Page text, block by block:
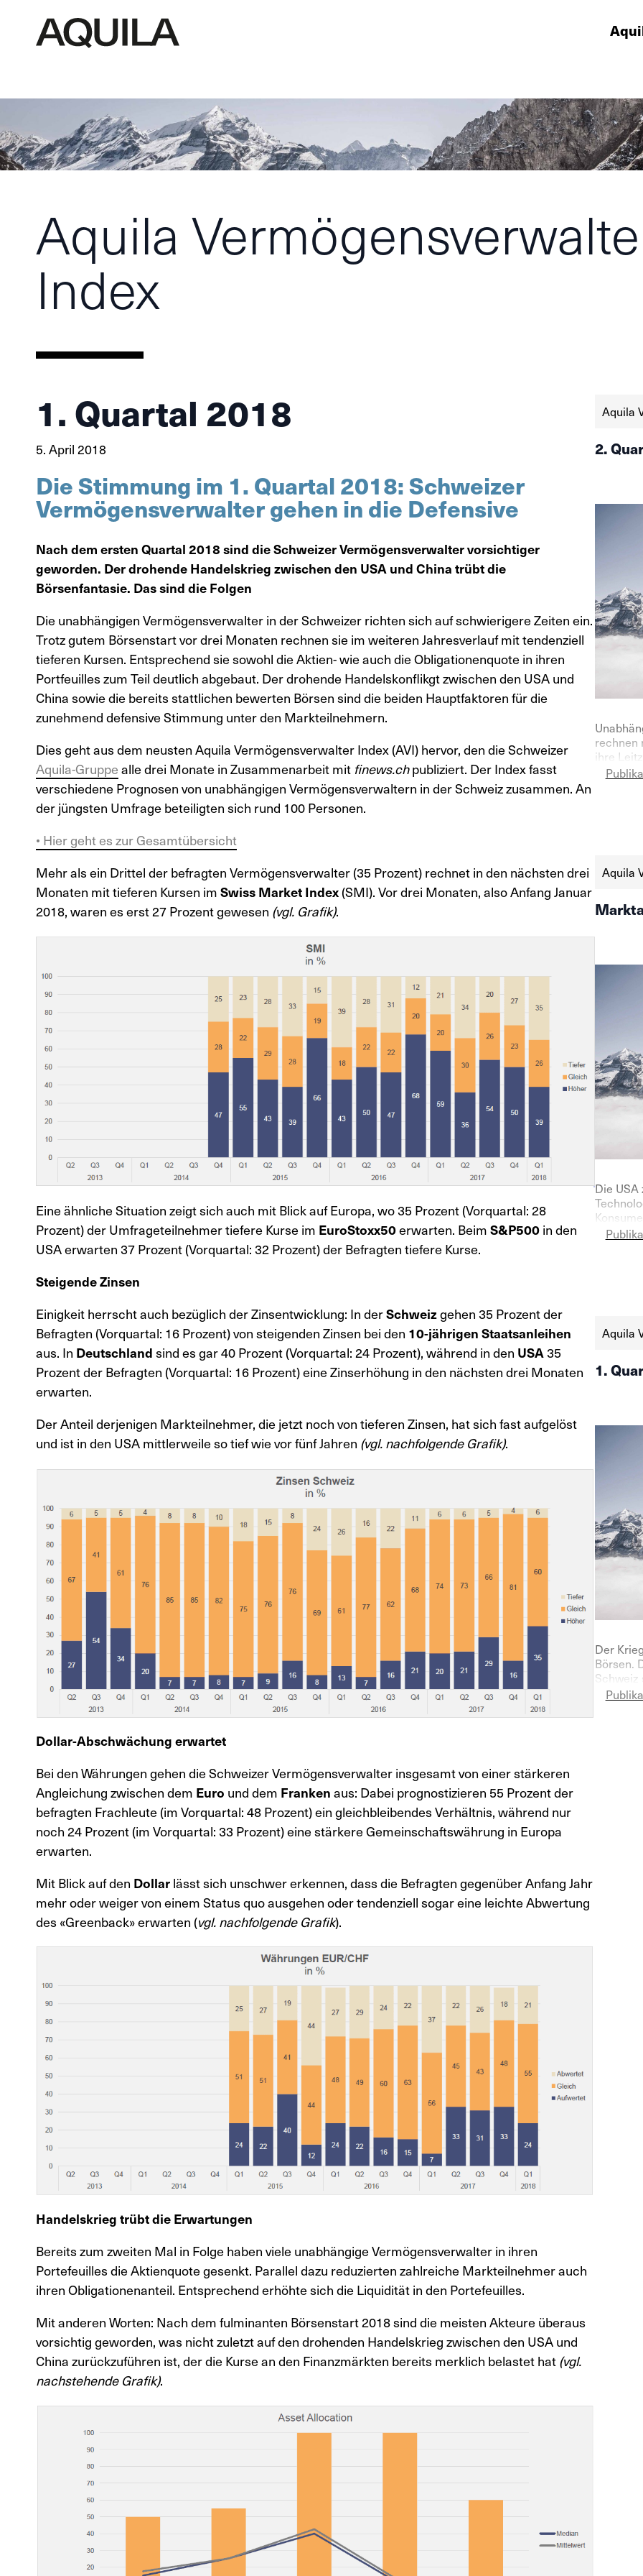
Aquila
Index
1. Quartal 2018
5. April 2018
Die Stimmung im 1. Quartal 2018: Schweizer
Vermögensverwalter gehen in die Defensive
Nach dem ersten Quartal 2018 sind die Schweizer Vermögensverwalter vorsichtiger
geworden. Der drohende Handelskrieg zwischen den USA und China trübt die
Börsenfantasie. Das sind die Folgen
Die unabhängigen Vermögensverwalter in der Schweizer richten sich auf schwierigere Zeiten ein.
Trotz gutem Börsenstart vor drei Monaten rechnen sie im weiteren Jahresverlauf mit tendenziell
tieferen Kursen. Entsprechend sie sowohl die Aktien- wie auch die Obligationenquote in ihren
Portfeuilles zum Teil deutlich abgebaut. Der drohende Handelskonflikgt zwischen den USA und
China sowie die bereits stattlichen bewerten Börsen sind die beiden Hauptfaktoren für die
zunehmend defensive Stimmung unter den Markteilnehmern.
Dies geht aus dem neusten Aquila Vermögensverwalter Index (AVI) hervor, den die Schweizer
Aquila-Gruppe alle drei Monate in Zusammenarbeit mit finews.chpubliziert. Der Index fasst
verschiedene Prognosen von unabhängigen Vermögensverwaltern in der Schweiz zusammen. An
der jüngsten Umfrage beteiligten sich rund 100 Personen.
• Hier geht es zur Gesamtübersicht
Mehr als ein Drittel der befragten Vermögensverwalter (35 Prozent) rechnet in den nächsten drei
Monaten mit tieferen Kursen im Swiss Market Index (SMI). Vor drei Monaten, also Anfang Januar
2018, waren es erst 27 Prozent gewesen (vgl. Grafik).
Eine ähnliche Situation zeigt sich auch mit Blick auf Europa, wo 35 Prozent (Vorquartal: 28
Prozent) der Umfrageteilnehmer tiefere Kurse im EuroStoxx50erwarten. Beim S&P500 in den
USA erwarten 37 Prozent (Vorquartal: 32 Prozent) der Befragten tiefere Kurse.
Steigende Zinsen
Einigkeit herrscht auch bezüglich der Zinsentwicklung: In derSchweizgehen 35 Prozent der
Befragten (Vorquartal: 16 Prozent) von steigenden Zinsen bei den 10-jährigen Staatsanleihen
aus. In Deutschland sind es gar 40 Prozent (Vorquartal: 24 Prozent), während in den USA 35
Prozent der Befragten (Vorquartal: 16 Prozent) eine Zinserhöhung in den nächsten drei Monaten
erwarten.
Der Anteil derjenigen Markteilnehmer, die jetzt noch von tieferen Zinsen, hat sich fast aufgelöst
und ist in den USA mittlerweile so tief wie vor fünf Jahren (vgl. nachfolgende Grafik).
Dollar-Abschwächung erwartet
Bei den Währungen gehen die Schweizer Vermögensverwalter insgesamt von einer stärkeren
Angleichung zwischen dem Euro und dem Franken aus: Dabei prognostizieren 55 Prozent der
befragten Frachleute (im Vorquartal: 48 Prozent) ein gleichbleibendes Verhältnis, während nur
noch 24 Prozent (im Vorquartal: 33 Prozent) eine stärkere Gemeinschaftswährung in Europa
erwarten.
Mit Blick auf den Dollar lässt sich unschwer erkennen, dass die Befragten gegenüber Anfang Jahr
mehr oder weiger von einem Status quo ausgehen oder tendenziell sogar eine leichte Abwertung
des «Greenback» erwarten (vgl. nachfolgende Grafik).
Handelskrieg trübt die Erwartungen
Bereits zum zweiten Mal in Folge haben viele unabhängige Vermögensverwalter in ihren
Portefeuilles die Aktienquote gesenkt. Parallel dazu reduzierten zahlreiche Markteilnehmer auch
ihren Obligationenanteil. Entsprechend erhöhte sich die Liquidität in den Portefeuilles.
Mit anderen Worten: Nach dem fulminanten Börsenstart 2018 sind die meisten Akteure überaus
vorsichtig geworden, was nicht zuletzt auf den drohenden Handelskrieg zwischen den USA und
China zurückzuführen ist, der die Kurse an den Finanzmärkten bereits merklich belastet hat (vgl.
nachstehende Grafik).
Aquila
2.
rechnen
ihre
Aquila
Die USA
Aquila
1.
Der
Börsen.
Schweiz